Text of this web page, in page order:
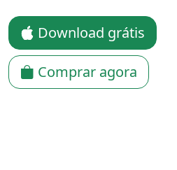
Download grátis
Comprar agora